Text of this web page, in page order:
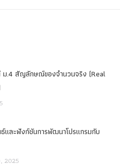
ม.4 สัญลักษณ์ของจำนวนจริง (Real
และฟังก์ชันการพัฒนาโปรแกรมกับ
2025